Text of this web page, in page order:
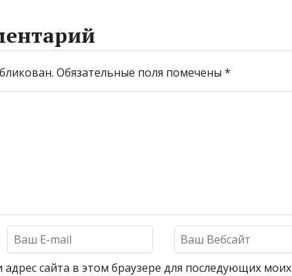
Обязательные поля помечены *
сайта в этом браузере для последующих моих